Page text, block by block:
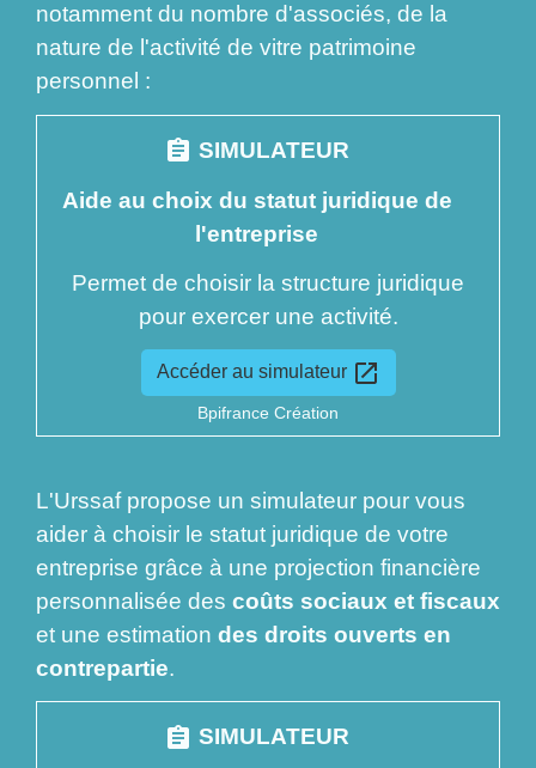
notamment du nombre d'associés, de la
nature de l'activité de vitre patrimoine
personnel :
assignment SIMULATEUR
Aide au choix du statut juridique de
l'entreprise
Permet de choisir la structure juridique
pour exercer une activité.
Accéder au simulateur open_in_new
Bpifrance Création
L'Urssaf propose un simulateur pour vous
aider à choisir le statut juridique de votre
entreprise grâce à une projection financière
personnalisée des coûts sociaux et fiscaux
et une estimation des droits ouverts en
contrepartie.
assignment SIMULATEUR